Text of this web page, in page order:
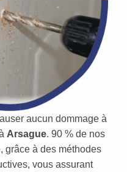
aucun dommage à
Arsague. 90 % de nos
grâce à des méthodes
vous assurant